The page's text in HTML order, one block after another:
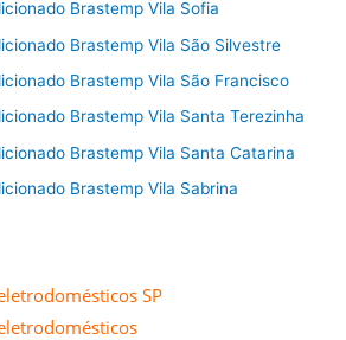
Brastemp Vila Sofia
Brastemp Vila São Silvestre
Brastemp Vila São Francisco
Brastemp Vila Santa Terezinha
Brastemp Vila Santa Catarina
Brastemp Vila Sabrina
SP